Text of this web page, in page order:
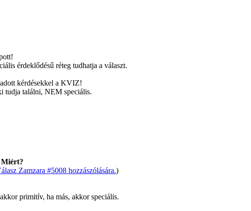
érdeklődésű réteg tudhatja a választ.
kérdésekkel a KVIZ!
tudja találni, NEM speciális.
Miért?
Zamzara #5008 hozzászólására.)
primitív, ha más, akkor speciális.